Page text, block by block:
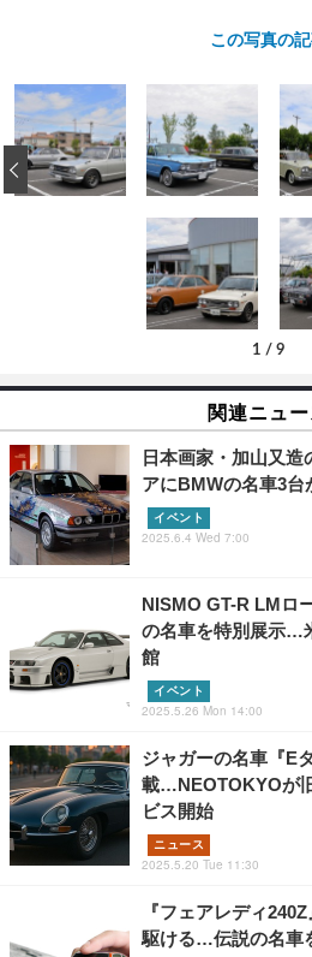
この写真の
1 / 9
‹
関連ニュー
日本画家・加山又
アにBMWの名車3台
イベント
2025.6.4 Wed 7:00
NISMO GT-R LMロ
の名車を特別展示…
館
イベント
2025.5.26 Mon 14:00
ジャガーの名車『E
載…NEOTOKYOが
ビス開始
ニュース
2025.5.20 Tue 11:30
『フェアレディ
駆ける…伝説の名車